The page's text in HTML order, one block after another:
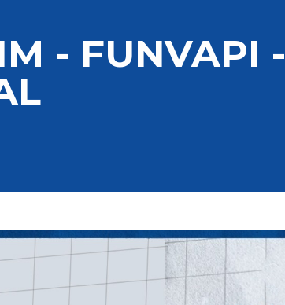
- FUNVAPI -